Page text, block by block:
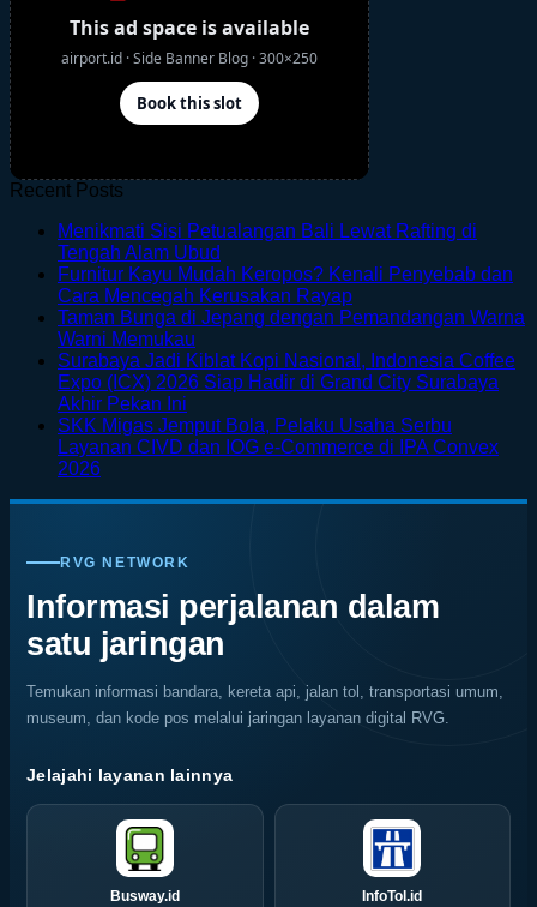
Recent Posts
Menikmati Sisi Petualangan Bali Lewat Rafting di
Tengah Alam Ubud
Comments
on
Menikmati
Petualangan
Bali
Rafting
di
Ubud
Furnitur Kayu Mudah Keropos? Kenali Penyebab dan
Cara Mencegah Kerusakan RayapNo
Comments
Furnitur
Kayu
Keropos?
Kenali
Cara
Taman Bunga di Jepang dengan Pemandangan Warna
Warni Memukau
Comments
on
Bunga
di
Pemandangan
Surabaya Jadi Kiblat Kopi Nasional, Indonesia Coffee
Expo (ICX) 2026 Siap Hadir di Grand City Surabaya
Akhir Pekan Ini
Comments
on
Kiblat
Nasional,
Indonesia
Coffee
Expo
(ICX)
2026
Siap
Hadir
di
City
Surabaya
Akhir
SKK Migas Jemput Bola, Pelaku Usaha Serbu
Layanan CIVD dan IOG e-Commerce di IPA Convex
2026No
on
Migas
Jemput
Bola,
Pelaku
Usaha
Serbu
Layanan
CIVD
dan
e-
Commerce
di
IPA
Convex
2026
RVG NETWORK
Informasi perjalanan dalam
satu jaringan
Temukan informasi bandara, kereta api, jalan tol, transportasi umum,
museum, dan kode pos melalui jaringan layanan digital RVG.
Jelajahi layanan lainnya
Busway.id InfoTol.id